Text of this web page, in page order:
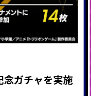
念ガチャを実施